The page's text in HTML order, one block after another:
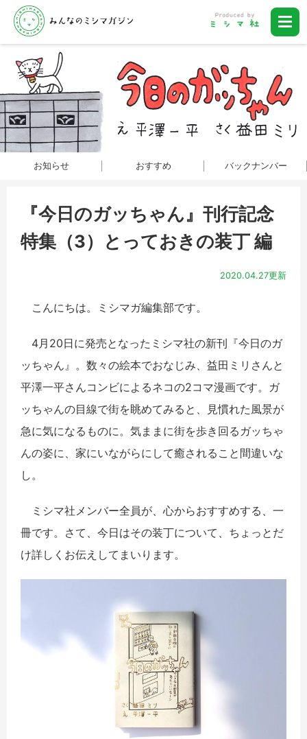
お知らせ おすすめ バックナンバー
『今日のガッちゃん』刊行記念
特集（3）とっておきの装丁 編
2020.04.27更新
こんにちは。ミシマガ編集部です。
4月20日に発売となったミシマ社の新刊『今日のガ
ッちゃん』。数々の絵本でおなじみ、益田ミリさんと
平澤一平さんコンビによるネコの2コマ漫画です。ガ
ッちゃんの目線で街を眺めてみると、見慣れた風景が
急に気になるものに。気ままに街を歩き回るガッちゃ
んの姿に、家にいながらにして癒されること間違いな
し。
ミシマ社メンバー全員が、心からおすすめする、一
冊です。さて、今日はその装丁について、ちょっとだ
け詳しくお伝えしてまいります。